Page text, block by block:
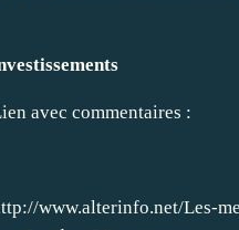
avec commentaires :
www.alterinfo.net/Les-